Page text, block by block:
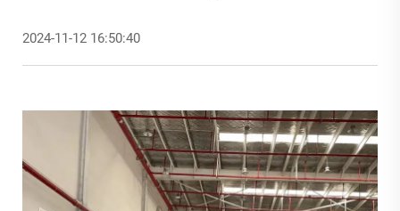
2024-11-12 16:50:40